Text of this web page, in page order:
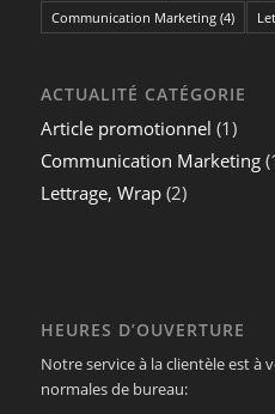
Communication Marketing(4)
ACTUALITÉ CATÉGORIE
Article promotionnel (1)
Communication Marketing
Lettrage, Wrap(2)
HEURES D’OUVERTURE
Notre service à la clientèle est à
normales de bureau: